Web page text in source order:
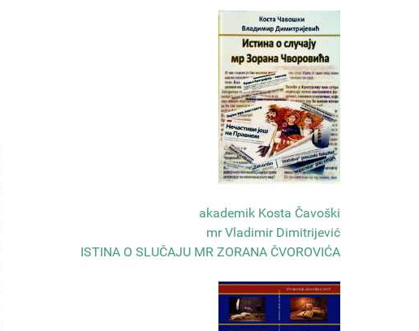
akademik Kosta Čavoški
mr Vladimir Dimitrijević
ISTINA O SLUČAJU MR ZORANA ČVOROVIĆA